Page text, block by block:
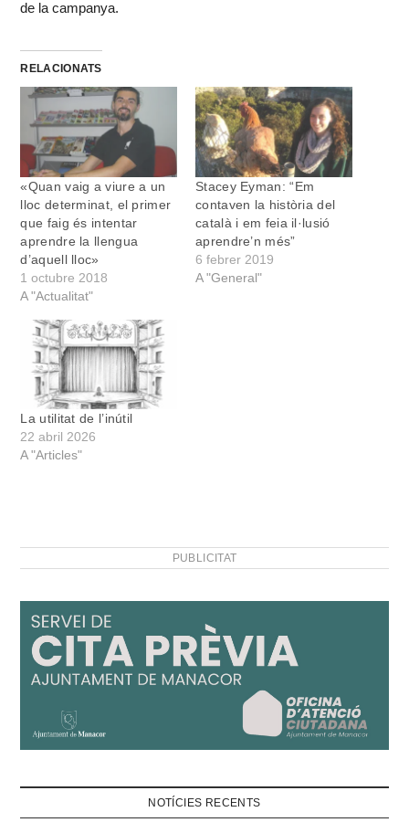
de la campanya.
RELACIONATS
«Quan vaig a viure a un
lloc determinat, el primer
que faig és intentar
aprendre la llengua
d’aquell lloc»
1 octubre 2018
A "Actualitat"
Stacey Eyman: “Em
contaven la història del
català i em feia il·lusió
aprendre’n més”
6 febrer 2019
A "General"
La utilitat de l’inútil
22 abril 2026
A "Articles"
PUBLICITAT
NOTÍCIES RECENTS